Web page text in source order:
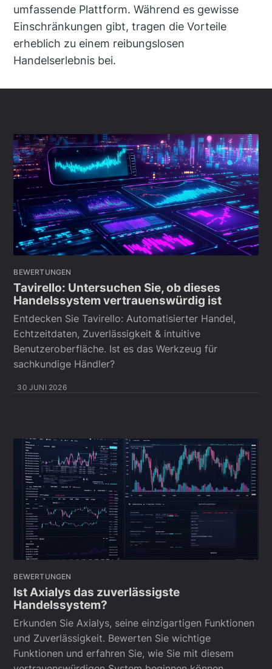
umfassende Plattform. Während es gewisse
Einschränkungen gibt, tragen die Vorteile
erheblich zu einem reibungslosen
Handelserlebnis bei.
BEWERTUNGEN
Tavirello: Untersuchen Sie, ob dieses
Handelssystem vertrauenswürdig ist
Entdecken Sie Tavirello: Automatisierter Handel,
Echtzeitdaten, Zuverlässigkeit & intuitive
Benutzeroberfläche. Ist es das Werkzeug für
sachkundige Händler?
30 JUNI 2026
BEWERTUNGEN
Ist Axialys das zuverlässigste
Handelssystem?
Erkunden Sie Axialys, seine einzigartigen Funktionen
und Zuverlässigkeit. Bewerten Sie wichtige
Funktionen und erfahren Sie, wie Sie mit diesem